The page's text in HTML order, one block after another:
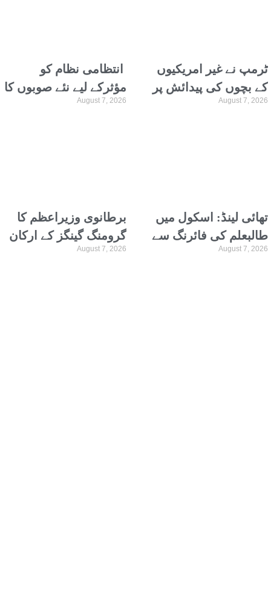
انتظامی نظام کو
مؤثرکے لیے نئے صوبوں کا
قیام وقت کی اہم
August 7, 2026
ٹرمپ نے غیر امریکیوں
کے بچوں کی پیدائش پر
امریکی شہریت کے
August 7, 2026
برطانوی وزیراعظم کا
گرومنگ گینگز کے ارکان
کی ممکنہ رہائی پر
August 7, 2026
تھائی لینڈ: اسکول میں
طالبعلم کی فائرنگ سے
August 7, 2026